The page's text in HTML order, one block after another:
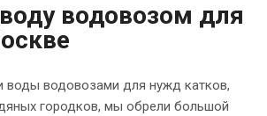
водовозом для
воды водовозами для нужд катков,
городков, мы обрели большой